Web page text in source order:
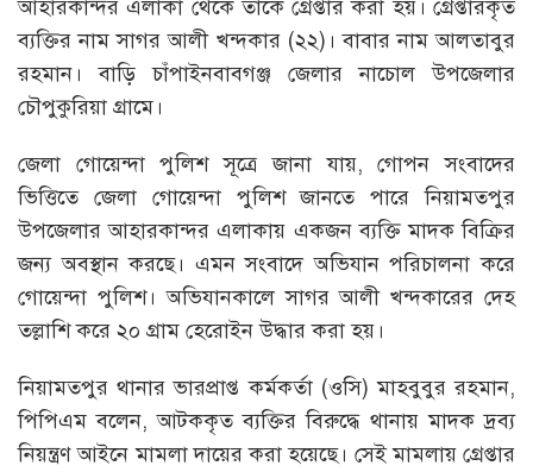
আহারকান্দর এলাকা থেকে তাঁকে গ্রেপ্তার করা হয়। গ্রেপ্তারকৃত
ব্যক্তির নাম সাগর আলী খন্দকার (২২)। বাবার নাম আলতাবুর
রহমান। বাড়ি চাঁপাইনবাবগঞ্জ জেলার নাচোল উপজেলার
চৌপুকুরিয়া গ্রামে।
জেলা গোয়েন্দা পুলিশ সূত্রে জানা যায়, গোপন সংবাদের
ভিত্তিতে জেলা গোয়েন্দা পুলিশ জানতে পারে নিয়ামতপুর
উপজেলার আহারকান্দর এলাকায় একজন ব্যক্তি মাদক বিক্রির
জন্য অবস্থান করছে। এমন সংবাদে অভিযান পরিচালনা করে
গোয়েন্দা পুলিশ। অভিযানকালে সাগর আলী খন্দকারের দেহ
তল্লাশি করে ২০ গ্রাম হেরোইন উদ্ধার করা হয়।
নিয়ামতপুর থানার ভারপ্রাপ্ত কর্মকর্তা (ওসি) মাহবুবুর রহমান,
পিপিএম বলেন, আটককৃত ব্যক্তির বিরুদ্ধে থানায় মাদক দ্রব্য
নিয়ন্ত্রণ আইনে মামলা দায়ের করা হয়েছে। সেই মামলায় গ্রেপ্তার